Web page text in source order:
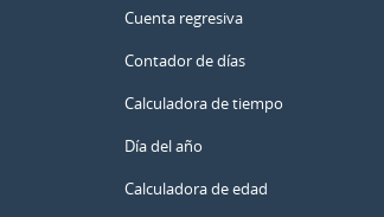
Cuenta regresiva
Contador de días
Calculadora de tiempo
Día del año
Calculadora de edad